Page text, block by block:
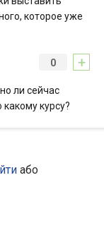
которое уже
+
0
ли сейчас
курсу?
або